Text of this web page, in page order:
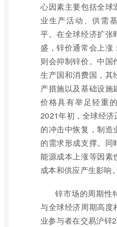
心因素主要包括全球
业生产活动、供需
平。在全球经济扩张
盛，锌价通常会上涨
则会抑制锌价。中
生产国和消费国，其
产措施以及基础设施
价格具有举足轻重
2021年初，全球经
的冲击中恢复，制造
的需求形成支撑。同
能源成本上涨等因素
成本和供应产生影响。
锌市场的周期性
与全球经济周期高度
业参与者在交易沪锌